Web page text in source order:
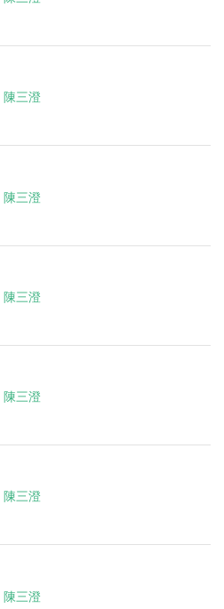
陳三澄
陳三澄
陳三澄
陳三澄
陳三澄
陳三澄